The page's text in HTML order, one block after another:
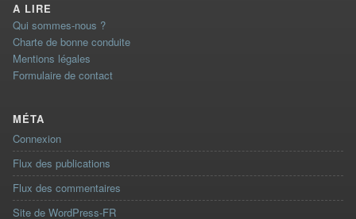
A LIRE
Qui sommes-nous ?
Charte de bonne conduite
Mentions légales
Formulaire de contact
MÉTA
Connexion
Flux des publications
Flux des commentaires
Site de WordPress-FR